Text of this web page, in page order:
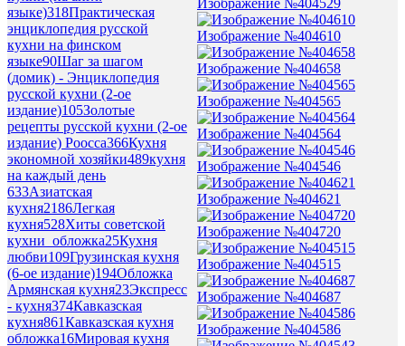
языке)318Практическая
энциклопедия русской
кухни на финском
языке90Шаг за шагом
(домик) - Энциклопедия
русской кухни (2-ое
издание)105Золотые
рецепты русской кухни (2-ое
издание) Роосса366Кухня
экономной хозяйки489кухня
на каждый день
633Азиатская
кухня2186Легкая
кухня528Хиты советской
кухни_обложка25Кухня
любви109Грузинская кухня
(6-ое издание)194Обложка
Армянская кухня23Экспресс
- кухня374Кавказская
кухня861Кавказская кухня
обложка16Мировая кухня
Изображение №404610
Изображение №404658
Изображение №404565
Изображение №404564
Изображение №404546
Изображение №404621
Изображение №404720
Изображение №404515
Изображение №404687
Изображение №404586